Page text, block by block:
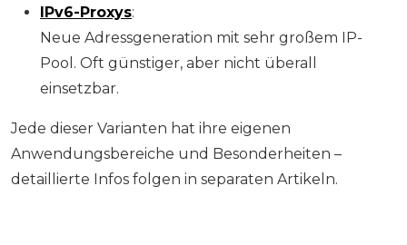
IPv6-Proxys:
Neue Adressgeneration mit sehr großem IP-
Pool. Oft günstiger, aber nicht überall
einsetzbar.
Jede dieser Varianten hat ihre eigenen
Anwendungsbereiche und Besonderheiten –
detaillierte Infos folgen in separaten Artikeln.